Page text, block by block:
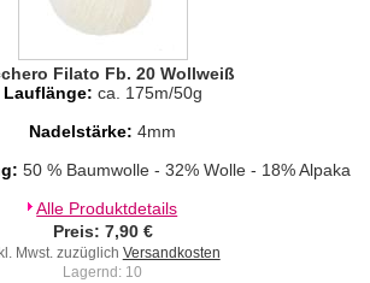
Filato Fb. 20 Wollweiß
Lauflänge: ca. 175m/50g
Nadelstärke: 4mm
50 % Baumwolle - 32% Wolle - 18% Alpaka
Alle Produktdetails
Preis: 7,90 €
Mwst. zuzüglich Versandkosten
Lagernd: 10